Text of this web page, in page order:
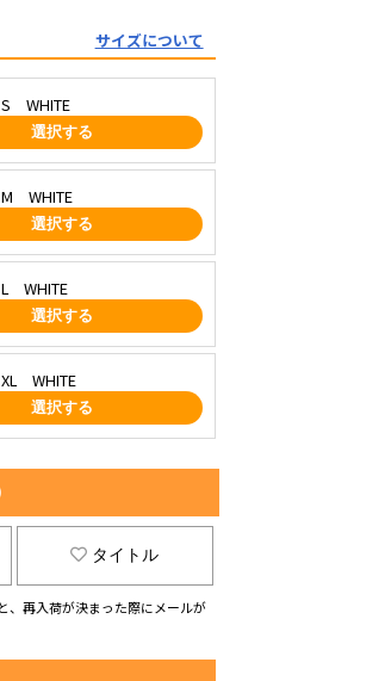
サイズについて
WHITE
選択する
WHITE
選択する
WHITE
選択する
WHITE
選択する
タイトル
再入荷が決まった際にメールが